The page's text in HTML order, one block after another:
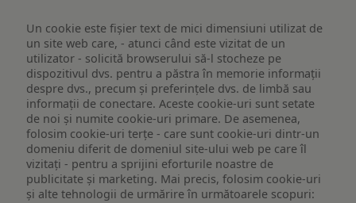
Un cookie este fişier text de mici dimensiuni utilizat de
un site web care, - atunci când este vizitat de un
utilizator - solicită browserului să-l stocheze pe
dispozitivul dvs. pentru a păstra în memorie informații
despre dvs., precum și preferințele dvs. de limbă sau
informații de conectare. Aceste cookie-uri sunt setate
de noi și numite cookie-uri primare. De asemenea,
folosim cookie-uri terțe - care sunt cookie-uri dintr-un
domeniu diferit de domeniul site-ului web pe care îl
vizitați - pentru a sprijini eforturile noastre de
publicitate și marketing. Mai precis, folosim cookie-uri
și alte tehnologii de urmărire în următoarele scopuri: